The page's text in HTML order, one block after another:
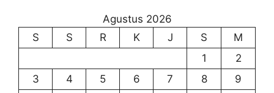
Agustus 2026
S
S R K J S
M
1
2
3
4 5 6 7 8
9